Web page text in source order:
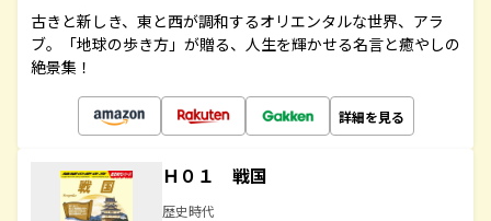
古きと新しき、東と西が調和するオリエンタルな世界、アラ
ブ。「地球の歩き方」が贈る、人生を輝かせる名言と癒やしの
絶景集！
詳細を見る
Ｈ０１ 戦国
歴史時代